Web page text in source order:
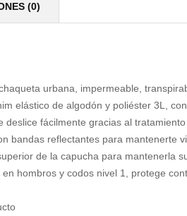
(0)
urbana, impermeable,
elástico de algodón y poliéster 3L,
fácilmente gracias al tratamiento
bandas reflectantes para mantenerte
de la capucha para mantenerla
hombros y codos nivel 1, protege